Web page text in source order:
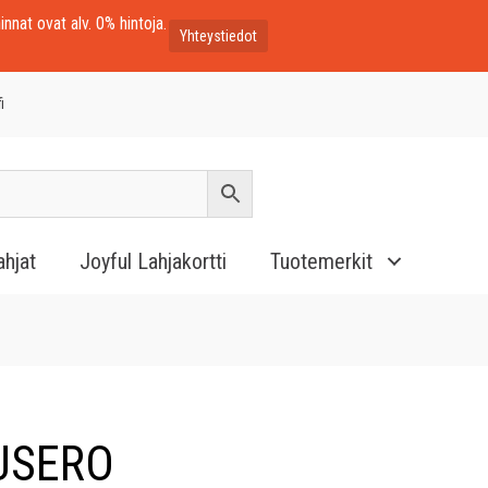
ovat alv. 0% hintoja.
Yhteystiedot
Joyful Lahjakortti Tuotemerkit